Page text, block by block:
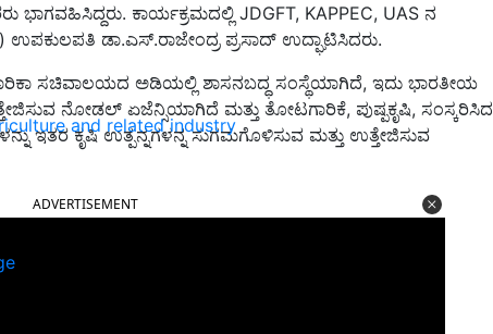
and related industry
ಭಾಗವಹಿಸಿದ್ದರು. ಕಾರ್ಯಕ್ರಮದಲ್ಲಿ JDGFT, KAPPEC, UAS ನ
ಡಾ.ಎಸ್.ರಾಜೇಂದ್ರ ಪ್ರಸಾದ್ ಉದ್ಘಾಟಿಸಿದರು.
ಸಚಿವಾಲಯದ ಅಡಿಯಲ್ಲಿ ಶಾಸನಬದ್ಧ ಸಂಸ್ಥೆಯಾಗಿದೆ, ಇದು ಭಾರತೀಯ
ನೋಡಲ್ ಏಜೆನ್ಸಿಯಾಗಿದೆ ಮತ್ತು ತೋಟಗಾರಿಕೆ, ಪುಷ್ಪಕೃಷಿ, ಸಂಸ್ಕರಿಸಿದ
ಇತರ ಕೃಷಿ ಉತ್ಪನ್ನಗಳನ್ನ ಸುಗಮಗೊಳಿಸುವ ಮತ್ತು ಉತ್ತೇಜಿಸುವ
ADVERTISEMENT